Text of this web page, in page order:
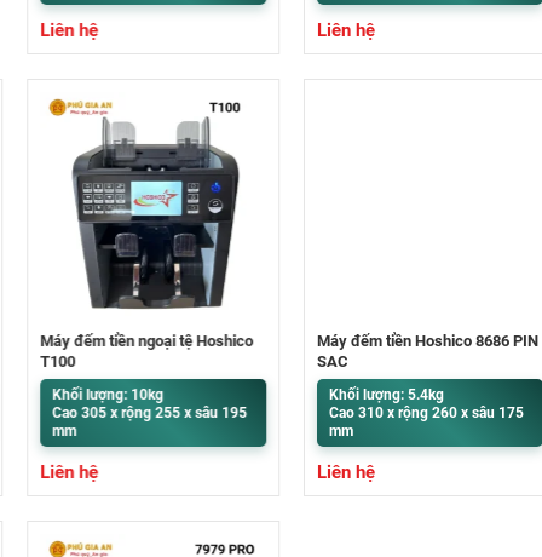
Liên hệ Liên hệ
Máy đếm tiền ngoại tệ Hoshico
T100
Khối lượng: 10kg
Cao 305 x rộng 255 x sâu 195
mm
Liên hệ
Máy đếm tiền Hoshico 8686 PIN
SẠC
Khối lượng: 5.4kg
Cao 310 x rộng 260 x sâu 175
mm
Liên hệ